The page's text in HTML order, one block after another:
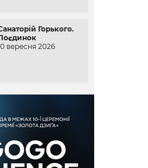
Горького.
вересня 2026